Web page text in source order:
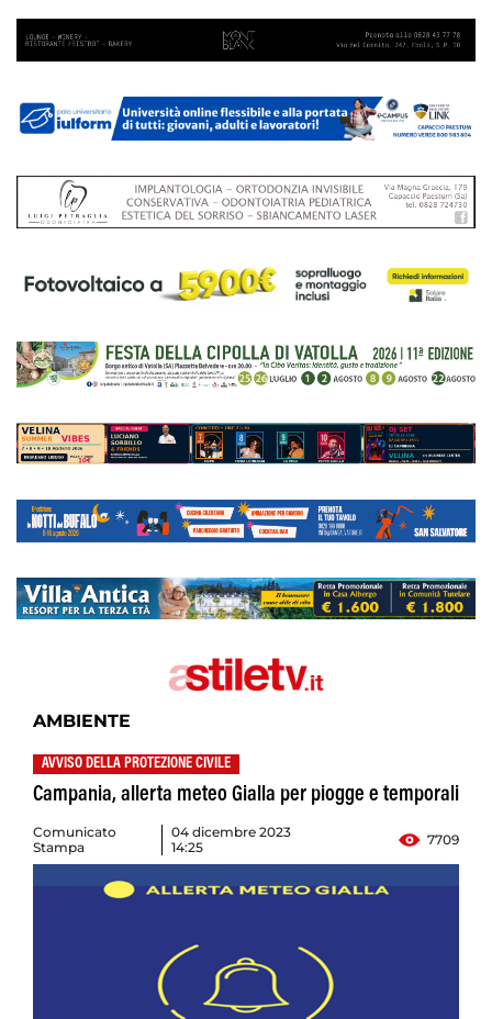
AMBIENTE
AVVISO DELLA PROTEZIONE CIVILE
Campania, allerta meteo Gialla per piogge e temporali
Comunicato
Stampa
04 dicembre 2023
14:25
7709